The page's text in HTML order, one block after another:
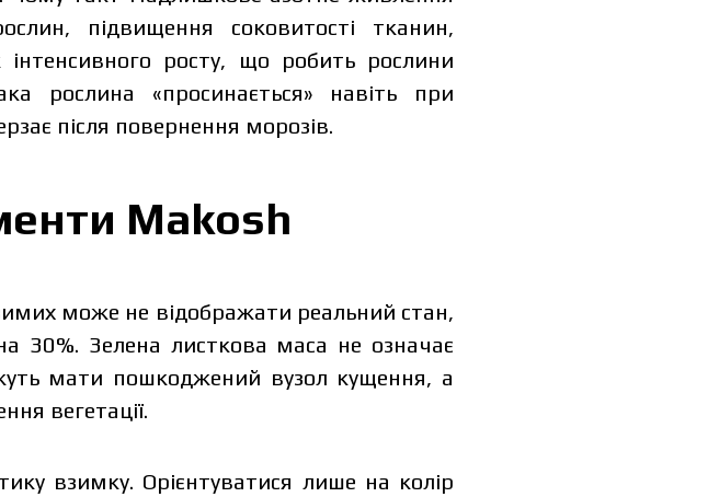
підвищення соковитості тканин,
росту, що робить рослини
рослина «просинається» навіть при
після повернення морозів.
Makosh
може не відображати реальний стан,
30%. Зелена листкова маса не означає
мати пошкоджений вузол кущення, а
вегетації.
взимку. Орієнтуватися лише на колір